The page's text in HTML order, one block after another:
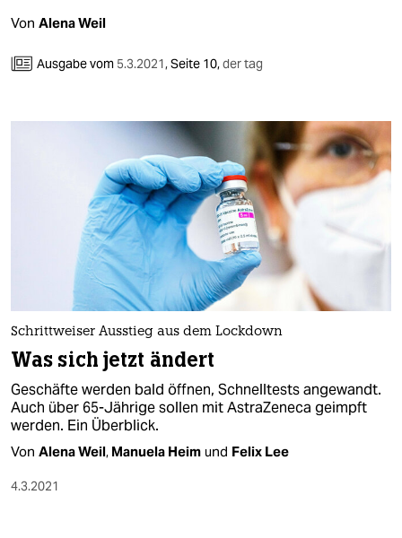
Von Alena Weil
Ausgabe vom 5.3.2021,Seite 10,der tag
Schrittweiser Ausstieg aus dem Lockdown
Was sich jetzt ändert
Geschäfte werden bald öffnen, Schnelltests angewandt.
Auch über 65-Jährige sollen mit AstraZeneca geimpft
werden. Ein Überblick.
Von Alena Weil, Manuela Heim und Felix Lee
4.3.2021